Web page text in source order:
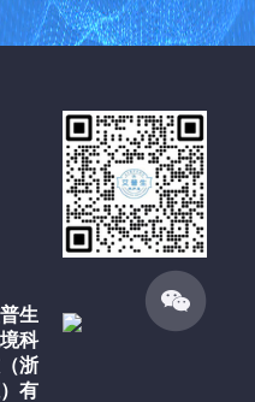
生
科
浙
有